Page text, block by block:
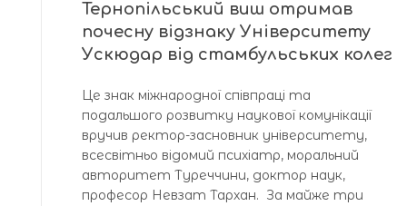
Тернопільський виш отримав
почесну відзнаку Університету
Ускюдар від стамбульських колег
Це знак міжнародної співпраці та
подальшого розвитку наукової комунікації
вручив ректор-засновник університету,
всесвітньо відомий психіатр, моральний
авторитет Туреччини, доктор наук,
професор Невзат Тархан. За майже три